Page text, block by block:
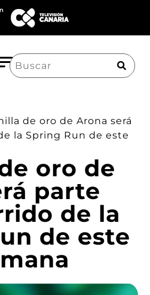
Search
for:
de oro de Arona será
la Spring Run de este
oro de
parte
de la
de este